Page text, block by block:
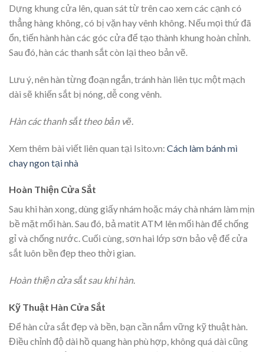
Dựng khung cửa lên, quan sát từ trên cao xem các cạnh có
thẳng hàng không, có bị vặn hay vênh không. Nếu mọi thứ đã
ổn, tiến hành hàn các góc cửa để tạo thành khung hoàn chỉnh.
Sau đó, hàn các thanh sắt còn lại theo bản vẽ.
Lưu ý, nên hàn từng đoạn ngắn, tránh hàn liên tục một mạch
dài sẽ khiến sắt bị nóng, dễ cong vênh.
Hàn các thanh sắt theo bản vẽ.
Xem thêm bài viết liên quan tại Isito.vn: Cách làm bánh mì
chay ngon tại nhà
Hoàn Thiện Cửa Sắt
Sau khi hàn xong, dùng giấy nhám hoặc máy chà nhám làm mịn
bề mặt mối hàn. Sau đó, bả matit ATM lên mối hàn để chống
gỉ và chống nước. Cuối cùng, sơn hai lớp sơn bảo vệ để cửa
sắt luôn bền đẹp theo thời gian.
Hoàn thiện cửa sắt sau khi hàn.
Kỹ Thuật Hàn Cửa Sắt
Để hàn cửa sắt đẹp và bền, bạn cần nắm vững kỹ thuật hàn.
Điều chỉnh độ dài hồ quang hàn phù hợp, không quá dài cũng